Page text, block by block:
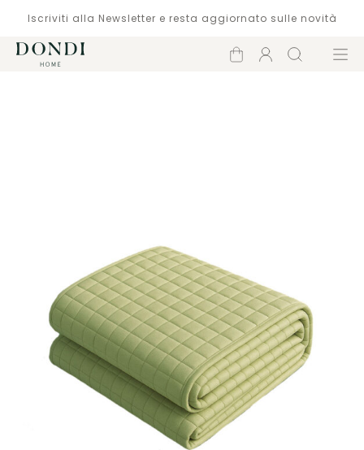
Iscriviti alla Newsletter e resta aggiornato sulle novità
Carrello
Account
Cerca Menù